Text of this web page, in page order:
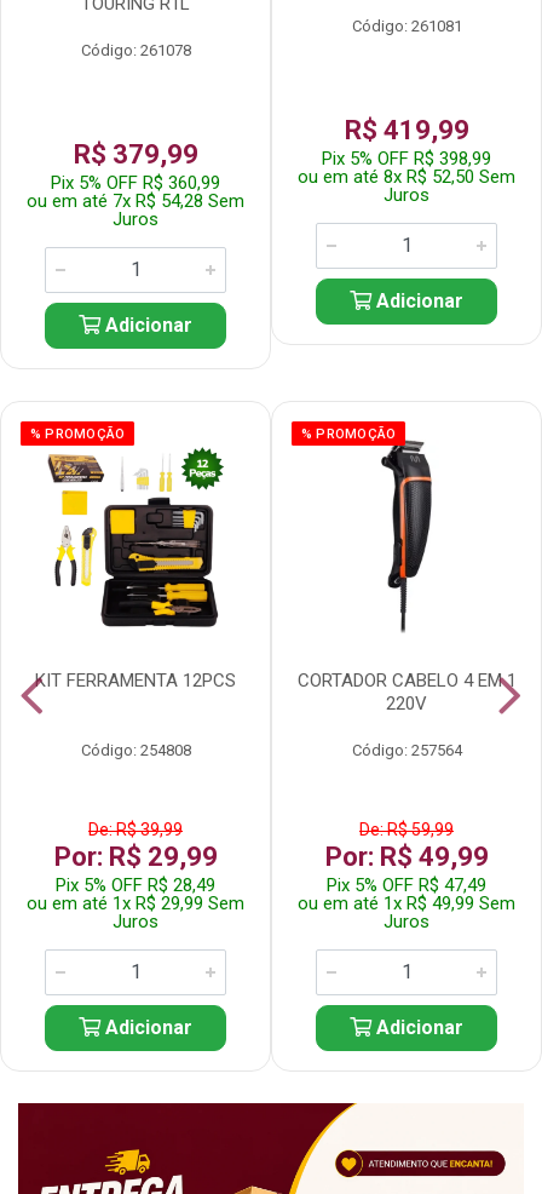
Código: 261078
R$ 379,99
Pix 5% OFF R$ 360,99
ou em até 7x R$ 54,28 Sem
Juros
Adicionar
Código: 261081
R$ 419,99
Pix 5% OFF R$ 398,99
ou em até 8x R$ 52,50 Sem
Juros
Adicionar
% PROMOÇÃO
KIT FERRAMENTA 12PCS
Código: 254808
De: R$ 39,99
Por: R$ 29,99
Pix 5% OFF R$ 28,49
ou em até 1x R$ 29,99 Sem
Juros
Adicionar
% PROMOÇÃO
CORTADOR CABELO 4 EM 1
220V
Código: 257564
De: R$ 59,99
Por: R$ 49,99
Pix 5% OFF R$ 47,49
ou em até 1x R$ 49,99 Sem
Juros
Adicionar